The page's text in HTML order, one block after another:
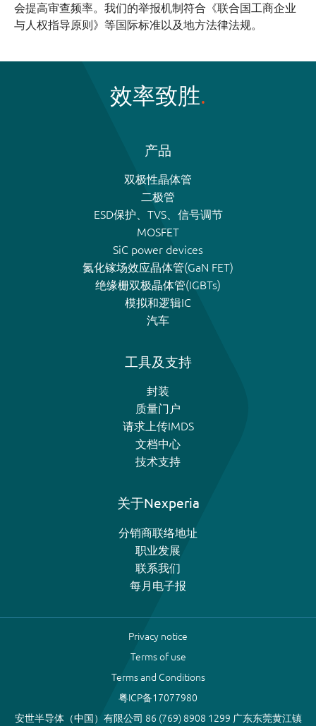
会提高审查频率。我们的举报机制符合《联合国工商企业
与人权指导原则》等国际标准以及地方法律法规。
效率致胜
产品
双极性晶体管
二极管
ESD保护、TVS、信号调节
MOSFET
SiC power devices
氮化镓场效应晶体管(GaN FET)
绝缘栅双极晶体管(IGBTs)
模拟和逻辑IC
汽车
工具及支持
封装
质量门户
请求上传IMDS
文档中心
技术支持
关于Nexperia
分销商联络地址
职业发展
联系我们
每月电子报
Privacy notice
Terms of use
Terms and Conditions
粤ICP备17077980
安世半导体（中国）有限公司 86 (769) 8908 1299 广东东莞黄江镇